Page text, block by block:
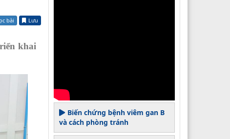
bài Lưu
khai
Biến chứng bệnh viêm gan B
và cách phòng tránh